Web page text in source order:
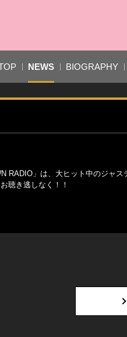
NEWS BIOGRAPHY
RADIO」は、大ヒット中のジャス
聴き逃しなく！！